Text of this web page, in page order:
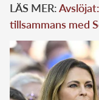
LÄS MER:
tillsammans med